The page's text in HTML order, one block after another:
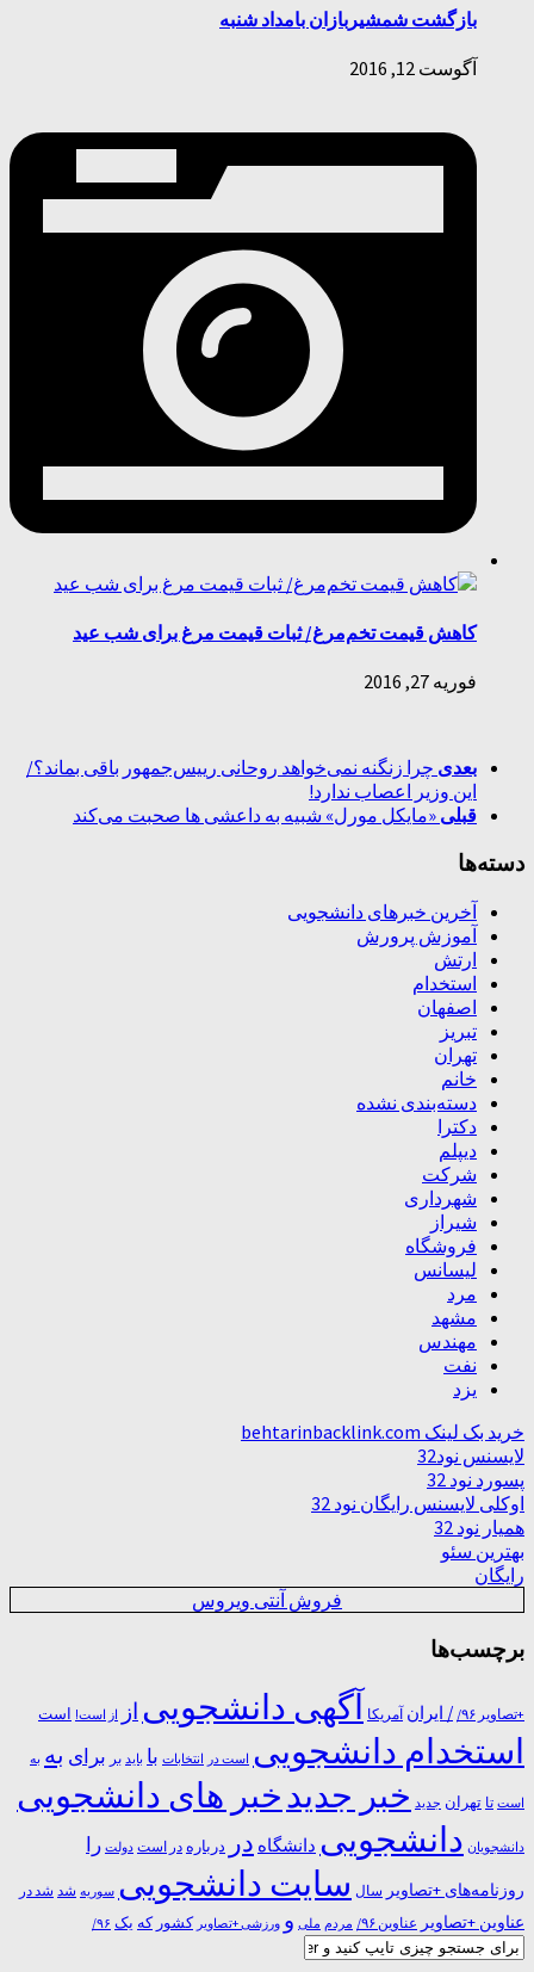
بازگشت شمشیربازان بامداد شنبه
آگوست 12, 2016
کاهش قیمت تخم‌مرغ/ ثبات قیمت مرغ برای شب‌ عید
فوریه 27, 2016
بعدی چرا زنگنه نمی‌خواهد روحانی رییس‌جمهور باقی بماند؟/
این وزیر اعصاب ندارد!
قبلی «مایکل مورل» شبیه به داعشی ها صحبت می‌کند
دسته‌ها
آخرین خبرهای دانشجویی
آموزش پرورش
ارتش
استخدام
اصفهان
تبریز
تهران
خانم
دسته‌بندی نشده
دکترا
دیپلم
شرکت
شهرداری
شیراز
فروشگاه
لیسانس
مرد
مشهد
مهندس
نفت
یزد
خرید بک لینک behtarinbacklink.com
لایسنس نود32
پسورد نود 32
اوکلی لایسنس رایگان نود 32
همیار نود 32
بهترین سئو
رایگان
فروش آنتی ویروس
برچسب‌ها
+تصاویر ۹۶/ / ایران آمریکا آگهی دانشجویی از از است! است
استخدام دانشجویی است در انتخابات با باید بر برای به به
است تا تهران جدید خبر جدیدخبر های دانشجویی
دانشجویان دانشجویی دانشگاه در درباره در ﺍﺳﺖ دولت را
روزنامه‌های +تصاویر سال سایت دانشجویی سوریه شد شد در
عناوین +تصاویر عناوین ۹۶/ مردم ملی و ورزشی +تصاویر کشور که یک ۹۶/